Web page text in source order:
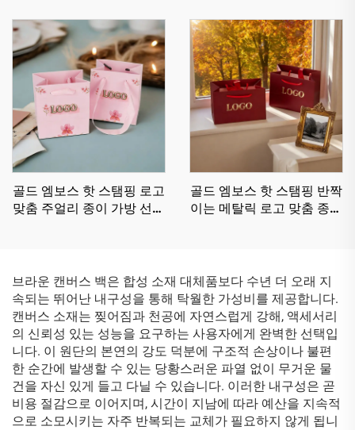
고품질 친환경 맞춤 종이 가
방
골드 엠보스 핫 스탬핑 로고
맞춤 주얼리 종이 가방 선물
골드 엠보스 핫 스탬핑 반짝
이는 메탈릭 로고 맞춤 종이
브라운 캔버스 백은 합성 소재 대체품보다 수년 더 오래 지
속되는 뛰어난 내구성을 통해 탁월한 가성비를 제공합니다.
캔버스 소재는 찢어짐과 천공에 자연스럽게 강해, 액세서리
의 신뢰성 있는 성능을 요구하는 사용자에게 완벽한 선택입
니다. 이 원단의 본연의 강도 덕분에 구조적 손상이나 불편
한 순간에 발생할 수 있는 당황스러운 파열 없이 무거운 물
건을 자신 있게 들고 다닐 수 있습니다. 이러한 내구성은 곧
비용 절감으로 이어지며, 시간이 지남에 따라 예산을 지속적
으로 소모시키는 자주 반복되는 교체가 필요하지 않게 됩니